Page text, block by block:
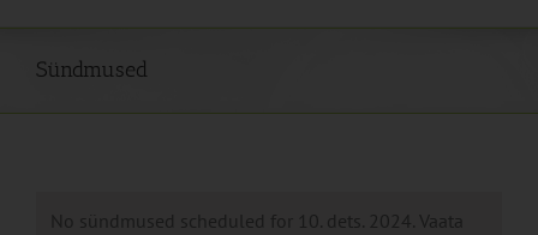
Sündmused
No sündmused scheduled for 10. dets. 2024. Vaata